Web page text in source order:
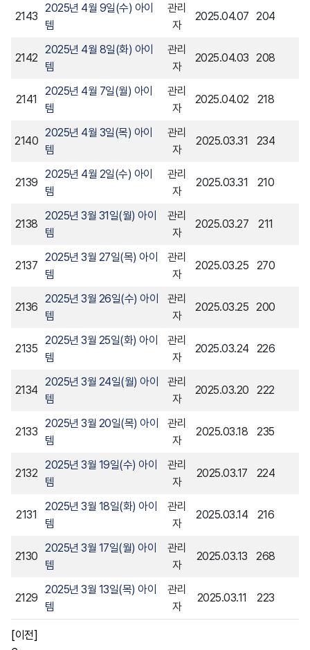
2143
2025년 4월 9일(수) 아이
템
관리
자
2025.04.07 204
2142
2025년 4월 8일(화) 아이
템
관리
자
2025.04.03 208
2141
2025년 4월 7일(월) 아이
템
관리
자
2025.04.02 218
2140
2025년 4월 3일(목) 아이
템
관리
자
2025.03.31 234
2139
2025년 4월 2일(수) 아이
템
관리
자
2025.03.31 210
2138
2025년 3월 31일(월) 아이
템
관리
자
2025.03.27 211
2137
2025년 3월 27일(목) 아이
템
관리
자
2025.03.25 270
2136
2025년 3월 26일(수) 아이
템
관리
자
2025.03.25 200
2135
2025년 3월 25일(화) 아이
템
관리
자
2025.03.24 226
2134
2025년 3월 24일(월) 아이
템
관리
자
2025.03.20 222
2133
2025년 3월 20일(목) 아이
템
관리
자
2025.03.18 235
2132
2025년 3월 19일(수) 아이
템
관리
자
2025.03.17 224
2131
2025년 3월 18일(화) 아이
템
관리
자
2025.03.14 216
2130
2025년 3월 17일(월) 아이
템
관리
자
2025.03.13 268
2129
2025년 3월 13일(목) 아이
템
관리
자
2025.03.11 223
[이전]